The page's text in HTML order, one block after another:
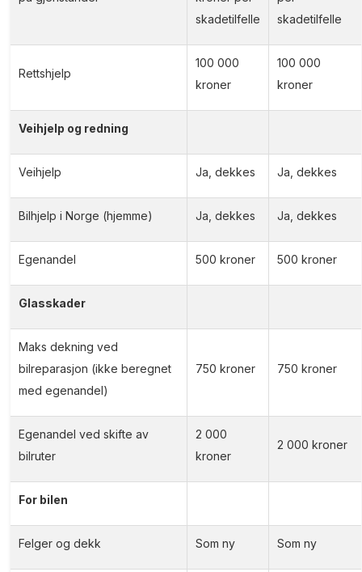
skadetilfelle
skadetilfelle
Rettshjelp
100 000
kroner
100 000
kroner
Veihjelp og redning
Veihjelp Ja, dekkes Ja, dekkes
Bilhjelp i Norge (hjemme) Ja, dekkes Ja, dekkes
Egenandel 500 kroner 500 kroner
Glasskader
Maks dekning ved
bilreparasjon (ikke beregnet
med egenandel)
750 kroner 750 kroner
Egenandel ved skifte av
bilruter
2 000
kroner
2 000 kroner
For bilen
Felger og dekk Som ny Som ny